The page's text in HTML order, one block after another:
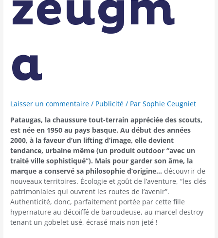
a
Laisser un commentaire / Publicité / ParSophie Ceugniet
Pataugas, la chaussure tout-terrain appréciée des scouts,
est née en 1950 au pays basque. Au début des années
2000, à la faveur d’un lifting d’image, elle devient
tendance, urbaine même (un produit outdoor “avec un
traité ville sophistiqué”). Mais pour garder son âme, la
marque a conservé sa philosophie d’origine… découvrir de
nouveaux territoires. Écologie et goût de l’aventure, “les clés
patrimoniales qui ouvrent les routes de l’avenir”.
Authenticité, donc, parfaitement portée par cette fille
hypernature au décoiffé de baroudeuse, au marcel destroy
tenant un gobelet usé, écrasé mais non jeté !